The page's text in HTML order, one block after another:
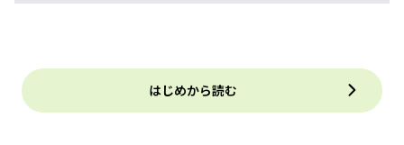
はじめから読む